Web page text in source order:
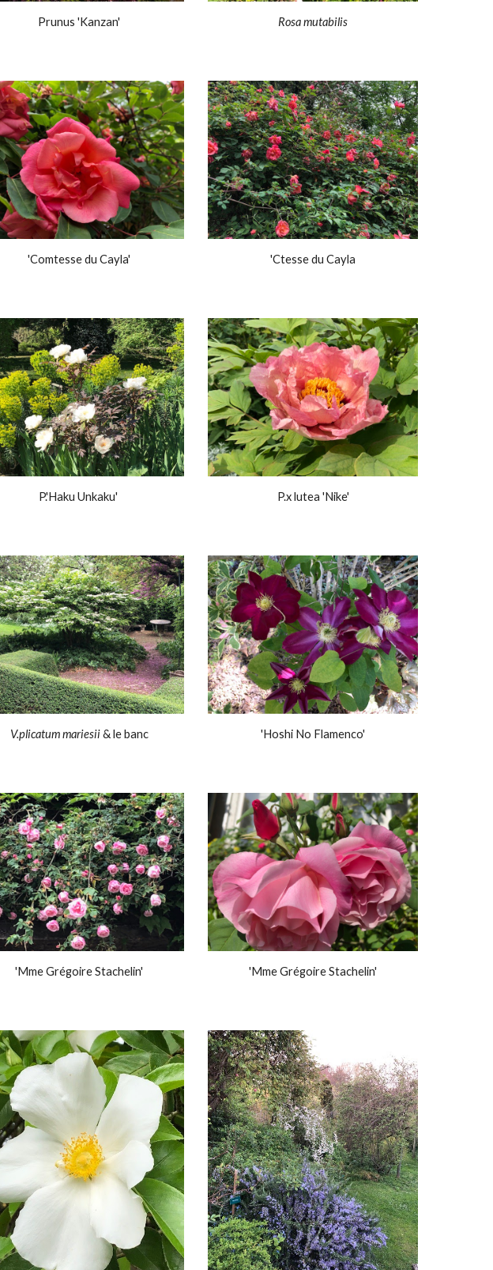
Prunus 'Kanzan' Rosa mutabilis
'Comtesse du Cayla' 'Ctesse du Cayla
P.'Haku Unkaku' P.x lutea 'Nike'
V.plicatum mariesii& le banc 'Hoshi No Flamenco'
'Mme Grégoire Stachelin' 'Mme Grégoire Stachelin'